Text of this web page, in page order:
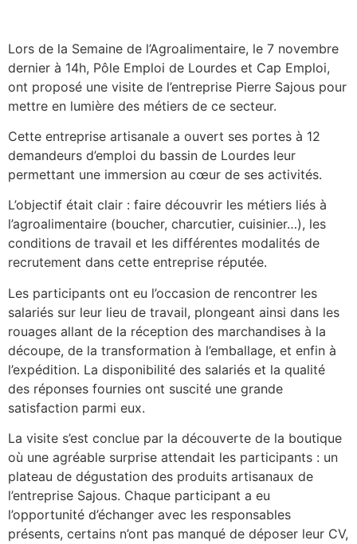
Lors de la Semaine de l’Agroalimentaire, le 7 novembre
dernier à 14h, Pôle Emploi de Lourdes et Cap Emploi,
ont proposé une visite de l’entreprise Pierre Sajous pour
mettre en lumière des métiers de ce secteur.
Cette entreprise artisanale a ouvert ses portes à 12
demandeurs d’emploi du bassin de Lourdes leur
permettant une immersion au cœur de ses activités.
L’objectif était clair : faire découvrir les métiers liés à
l’agroalimentaire (boucher, charcutier, cuisinier…), les
conditions de travail et les différentes modalités de
recrutement dans cette entreprise réputée.
Les participants ont eu l’occasion de rencontrer les
salariés sur leur lieu de travail, plongeant ainsi dans les
rouages allant de la réception des marchandises à la
découpe, de la transformation à l’emballage, et enfin à
l’expédition. La disponibilité des salariés et la qualité
des réponses fournies ont suscité une grande
satisfaction parmi eux.
La visite s’est conclue par la découverte de la boutique
où une agréable surprise attendait les participants : un
plateau de dégustation des produits artisanaux de
l’entreprise Sajous. Chaque participant a eu
l’opportunité d’échanger avec les responsables
présents, certains n’ont pas manqué de déposer leur CV,